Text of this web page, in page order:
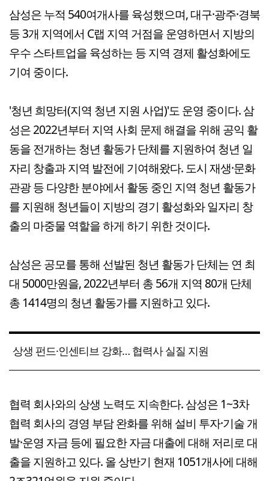
삼성은 누적 540여개사를 육성했으며, 대구·광주·경북
등 3개 지역에서 C랩 지역 거점을 운영하면서 지방의
우수 스타트업을 육성하는 등 지역 경제 활성화에도
기여 중이다.
'청년 희망터(지역 청년 지원 사업)'도 운영 중이다. 삼
성은 2022년부터 지역 사회 문제 해결을 위해 공익 활
동을 전개하는 청년 활동가 단체를 지원하여 청년 일
자리 창출과 지역 발전에 기여해왔다. 도시 재생·문화
관광 등 다양한 분야에서 활동 중인 지역 청년 활동가
를 지원해 청년들이 지방의 경기 활성화와 일자리 창
출의 마중물 역할을 하게 하기 위한 것이다.
삼성은 공모를 통해 선발된 청년 활동가 단체는 연 최
대 5000만원을, 2022년부터 총 56개 지역 80개 단체
총 1414명의 청년 활동가를 지원하고 있다.
상생 펀드·인센티브 강화… 협력사 실질 지원
협력 회사와의 상생 노력도 지속한다. 삼성은 1~3차
협력 회사의 경영 부담 완화를 위해 설비 투자·기술 개
발·운영 자금 등에 필요한 자금 대출에 대해 저리로 대
출을 지원하고 있다. 올 상반기 현재 1051개사에 대해